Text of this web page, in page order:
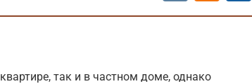
так и в частном доме, однако